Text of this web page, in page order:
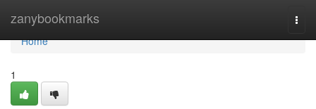
zanybookmarks
Home
Home
1